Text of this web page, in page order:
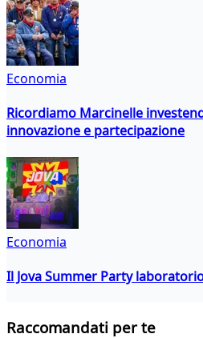
Economia
Ricordiamo Marcinelle
innovazione e partecipazione
Economia
Il Jova Summer Party
Raccomandati per te